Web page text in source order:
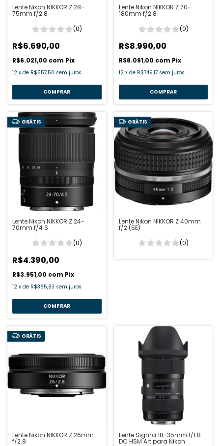
Lente Nikon NIKKOR Z 28-
75mm f/2.8
(0)
R$6.690,00
R$6.021,00 com Pix
12 x de R$557,50 sem juros
Lente Nikon NIKKOR Z 70-
180mm f/2.8
(0)
R$8.990,00
R$8.091,00 com Pix
12 x de R$749,17 sem juros
GRÁTIS
Lente Nikon NIKKOR Z 24-
70mm f/4 S
(0)
R$4.390,00
R$3.951,00 com Pix
12 x de R$365,83 sem juros
GRÁTIS
Lente Nikon NIKKOR Z 40mm
f/2 (SE)
(0)
GRÁTIS
Lente Nikon NIKKOR Z 26mm
f/2.8
Lente Sigma 18-35mm f/1.8
DC HSM Art para Nikon